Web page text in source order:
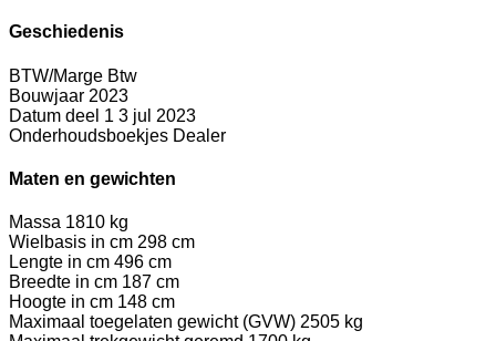
Geschiedenis
BTW/Marge Btw
Bouwjaar 2023
Datum deel 1 3 jul 2023
Onderhoudsboekjes Dealer
Maten en gewichten
Massa 1810 kg
Wielbasis in cm 298 cm
Lengte in cm 496 cm
Breedte in cm 187 cm
Hoogte in cm 148 cm
Maximaal toegelaten gewicht (GVW) 2505 kg